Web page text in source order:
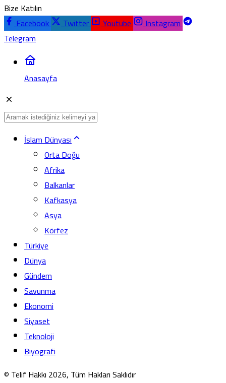
Bize Katılın
Facebook
Twitter Youtube
Instagram
Telegram
Anasayfa
İslam Dünyası
Orta Doğu
Afrika
Balkanlar
Kafkasya
Asya
Körfez
Türkiye
Dünya
Gündem
Savunma
Ekonomi
Siyaset
Teknoloji
Biyografi
© Telif Hakkı 2026, Tüm Hakları Saklıdır